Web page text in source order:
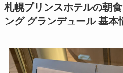
札幌プリンスホテルの朝
ング グランデュール 基本